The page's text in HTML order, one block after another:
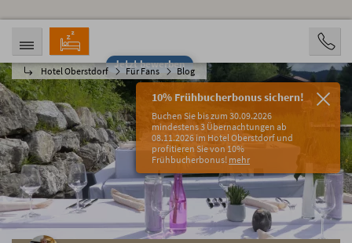
Jetzt bewerben
Hotel Oberstdorf Für Fans Blog
10% Frühbucherbonus sichern!
Buchen Sie bis zum 30.09.2026
mindestens 3 Übernachtungen ab
08.11.2026 im Hotel Oberstdorf und
profitieren Sie von 10%
Frühbucherbonus! mehr
ANREISE
07.08.2026
ABREISE
12.08.2026
PERSONEN
2 Personen
BUCHEN